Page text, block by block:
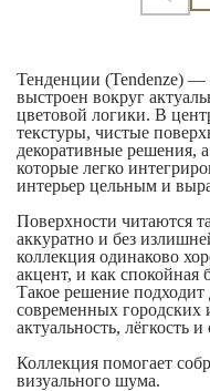
Тенденции (Tendenze) —
выстроен вокруг
цветовой логики. В
текстуры, чистые
декоративные решения,
которые легко
интерьер цельным и
Поверхности читаются
аккуратно и без
коллекция одинаково
акцент, и как спокойная
Такое решение
современных городских
актуальность, лёгкость
Коллекция помогает
визуального шума.